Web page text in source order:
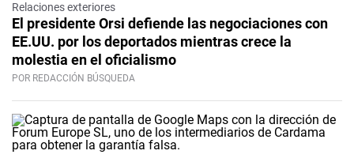
Relaciones exteriores
El presidente Orsi defiende las negociaciones con
EE.UU. por los deportados mientras crece la
molestia en el oficialismo
POR REDACCIÓN BÚSQUEDA